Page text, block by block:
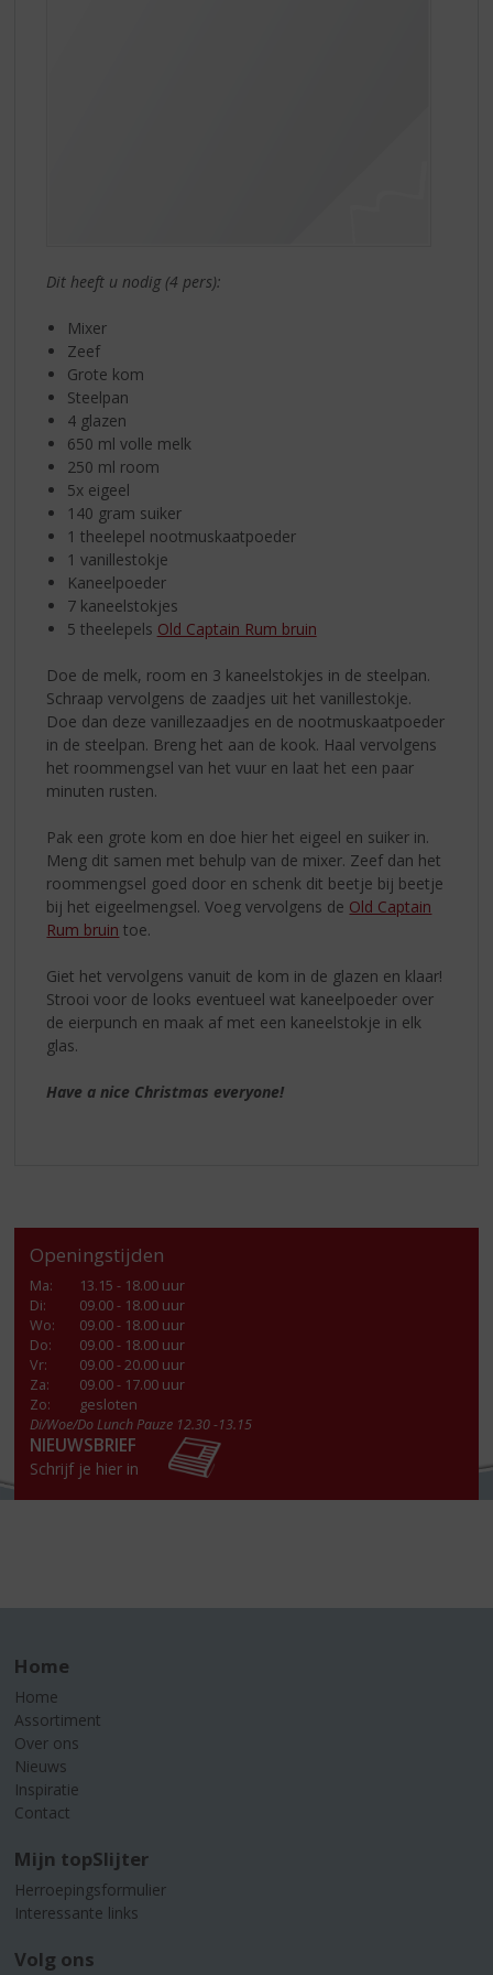
Dit heeft u nodig (4 pers):
Mixer
Zeef
Grote kom
Steelpan
4 glazen
650 ml volle melk
250 ml room
5x eigeel
140 gram suiker
1 theelepel nootmuskaatpoeder
1 vanillestokje
Kaneelpoeder
7 kaneelstokjes
5 theelepels Old Captain Rum bruin
Doe de melk, room en 3 kaneelstokjes in de steelpan.
Schraap vervolgens de zaadjes uit het vanillestokje.
Doe dan deze vanillezaadjes en de nootmuskaatpoeder
in de steelpan. Breng het aan de kook. Haal vervolgens
het roommengsel van het vuur en laat het een paar
minuten rusten.
Pak een grote kom en doe hier het eigeel en suiker in.
Meng dit samen met behulp van de mixer. Zeef dan het
roommengsel goed door en schenk dit beetje bij beetje
bij het eigeelmengsel. Voeg vervolgens de Old Captain
Rum bruin toe.
Giet het vervolgens vanuit de kom in de glazen en klaar!
Strooi voor de looks eventueel wat kaneelpoeder over
de eierpunch en maak af met een kaneelstokje in elk
glas.
Have a nice Christmas everyone!
Openingstijden
Ma:
13.15 - 18.00 uur
Di:
09.00 - 18.00 uur
Wo:
09.00 - 18.00 uur
Do:
09.00 - 18.00 uur
Vr:
09.00 - 20.00 uur
Za:
09.00 - 17.00 uur
Zo:
gesloten
Di/Woe/Do Lunch Pauze 12.30 -13.15
NIEUWSBRIEF
Schrijf je hier in
Home
Home
Assortiment
Over ons
Nieuws
Inspiratie
Contact
Mijn topSlijter
Herroepingsformulier
Interessante links
Volg ons